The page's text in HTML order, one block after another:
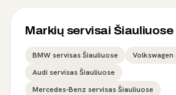
Markių servisai Šiauliuose
BMW servisas Šiauliuose
Volkswagen
Audi servisas Šiauliuose
Mercedes-Benz servisas Šiauliuose